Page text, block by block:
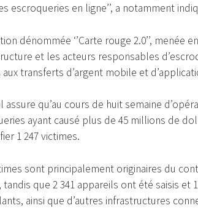
escroqueries en ligne’’, a notamment
dénommée ‘’Carte rouge 2.0’’,
et les acteurs responsables
aux transferts d’argent mobile et
assure qu’au cours de huit semaine
ayant causé plus de 45 millions de
1 247 victimes.
sont principalement originaires du
tandis que 2 341 appareils ont été saisis et
ainsi que d’autres infrastructures